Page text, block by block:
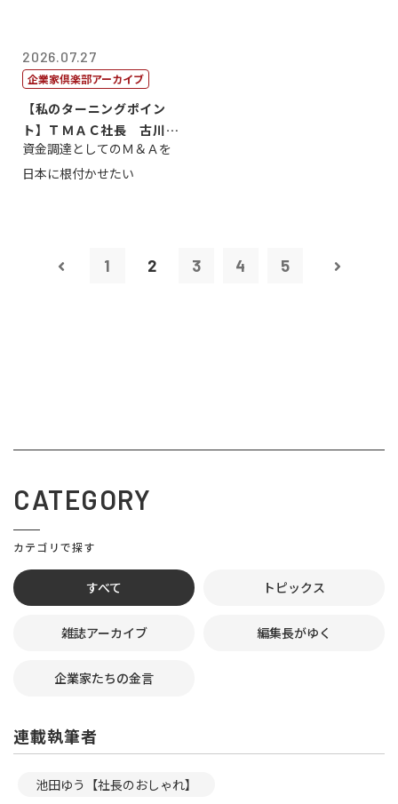
2026.07.27
企業家倶楽部アーカイブ
【私のターニングポイン
ト】ＴＭＡＣ社長 古川英
一
資金調達としてのＭ＆Ａを
日本に根付かせたい
1 2 3 4 5
CATEGORY
カテゴリで探す
すべて トピックス
雑誌アーカイブ 編集長がゆく
企業家たちの金言
連載執筆者
池田ゆう【社長のおしゃれ】